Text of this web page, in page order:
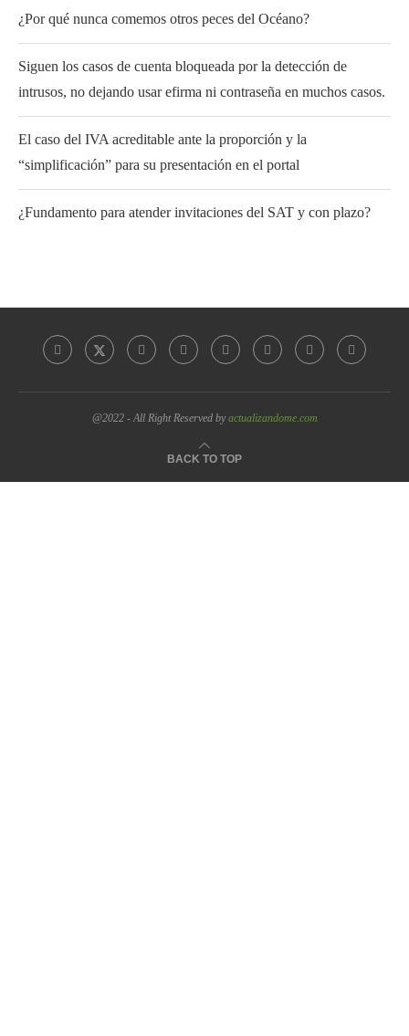
¿Por qué nunca comemos otros peces del Océano?
Siguen los casos de cuenta bloqueada por la detección de
intrusos, no dejando usar efirma ni contraseña en muchos casos.
El caso del IVA acreditable ante la proporción y la
“simplificación” para su presentación en el portal
¿Fundamento para atender invitaciones del SAT y con plazo?
@2022 - All Right Reserved byactualizandome.com
BACK TO TOP